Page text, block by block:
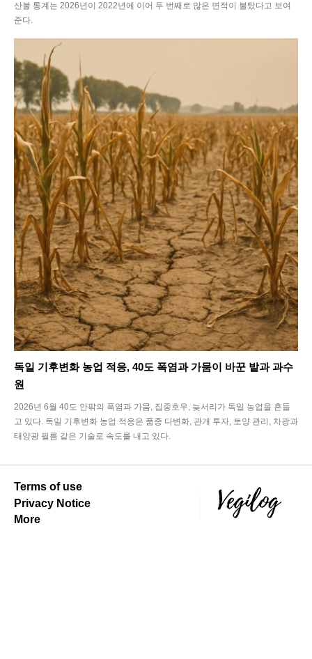
산불 통계는 2026년이 2022년에 이어 두 번째로 많은 면적이 불탔다고 보여
준다.
독일 기후변화 농업 적응, 40도 폭염과 가뭄이 바꾼 밭과 과수
원
2026년 6월 40도 안팎의 폭염과 가뭄, 집중호우, 늦서리가 독일 농업을 흔들
고 있다. 독일 기후변화 농업 적응은 품종 다변화, 관개 투자, 토양 관리, 차광과
태양광 필름 같은 기술로 속도를 내고 있다.
Terms of use
Privacy Notice
More